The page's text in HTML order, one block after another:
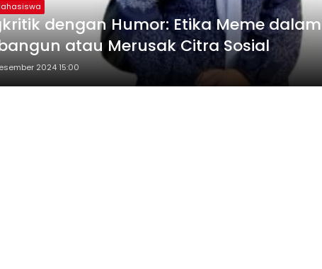
dengan Humor: Etika Meme dalam
atau Merusak Citra Sosial
2024 15:00